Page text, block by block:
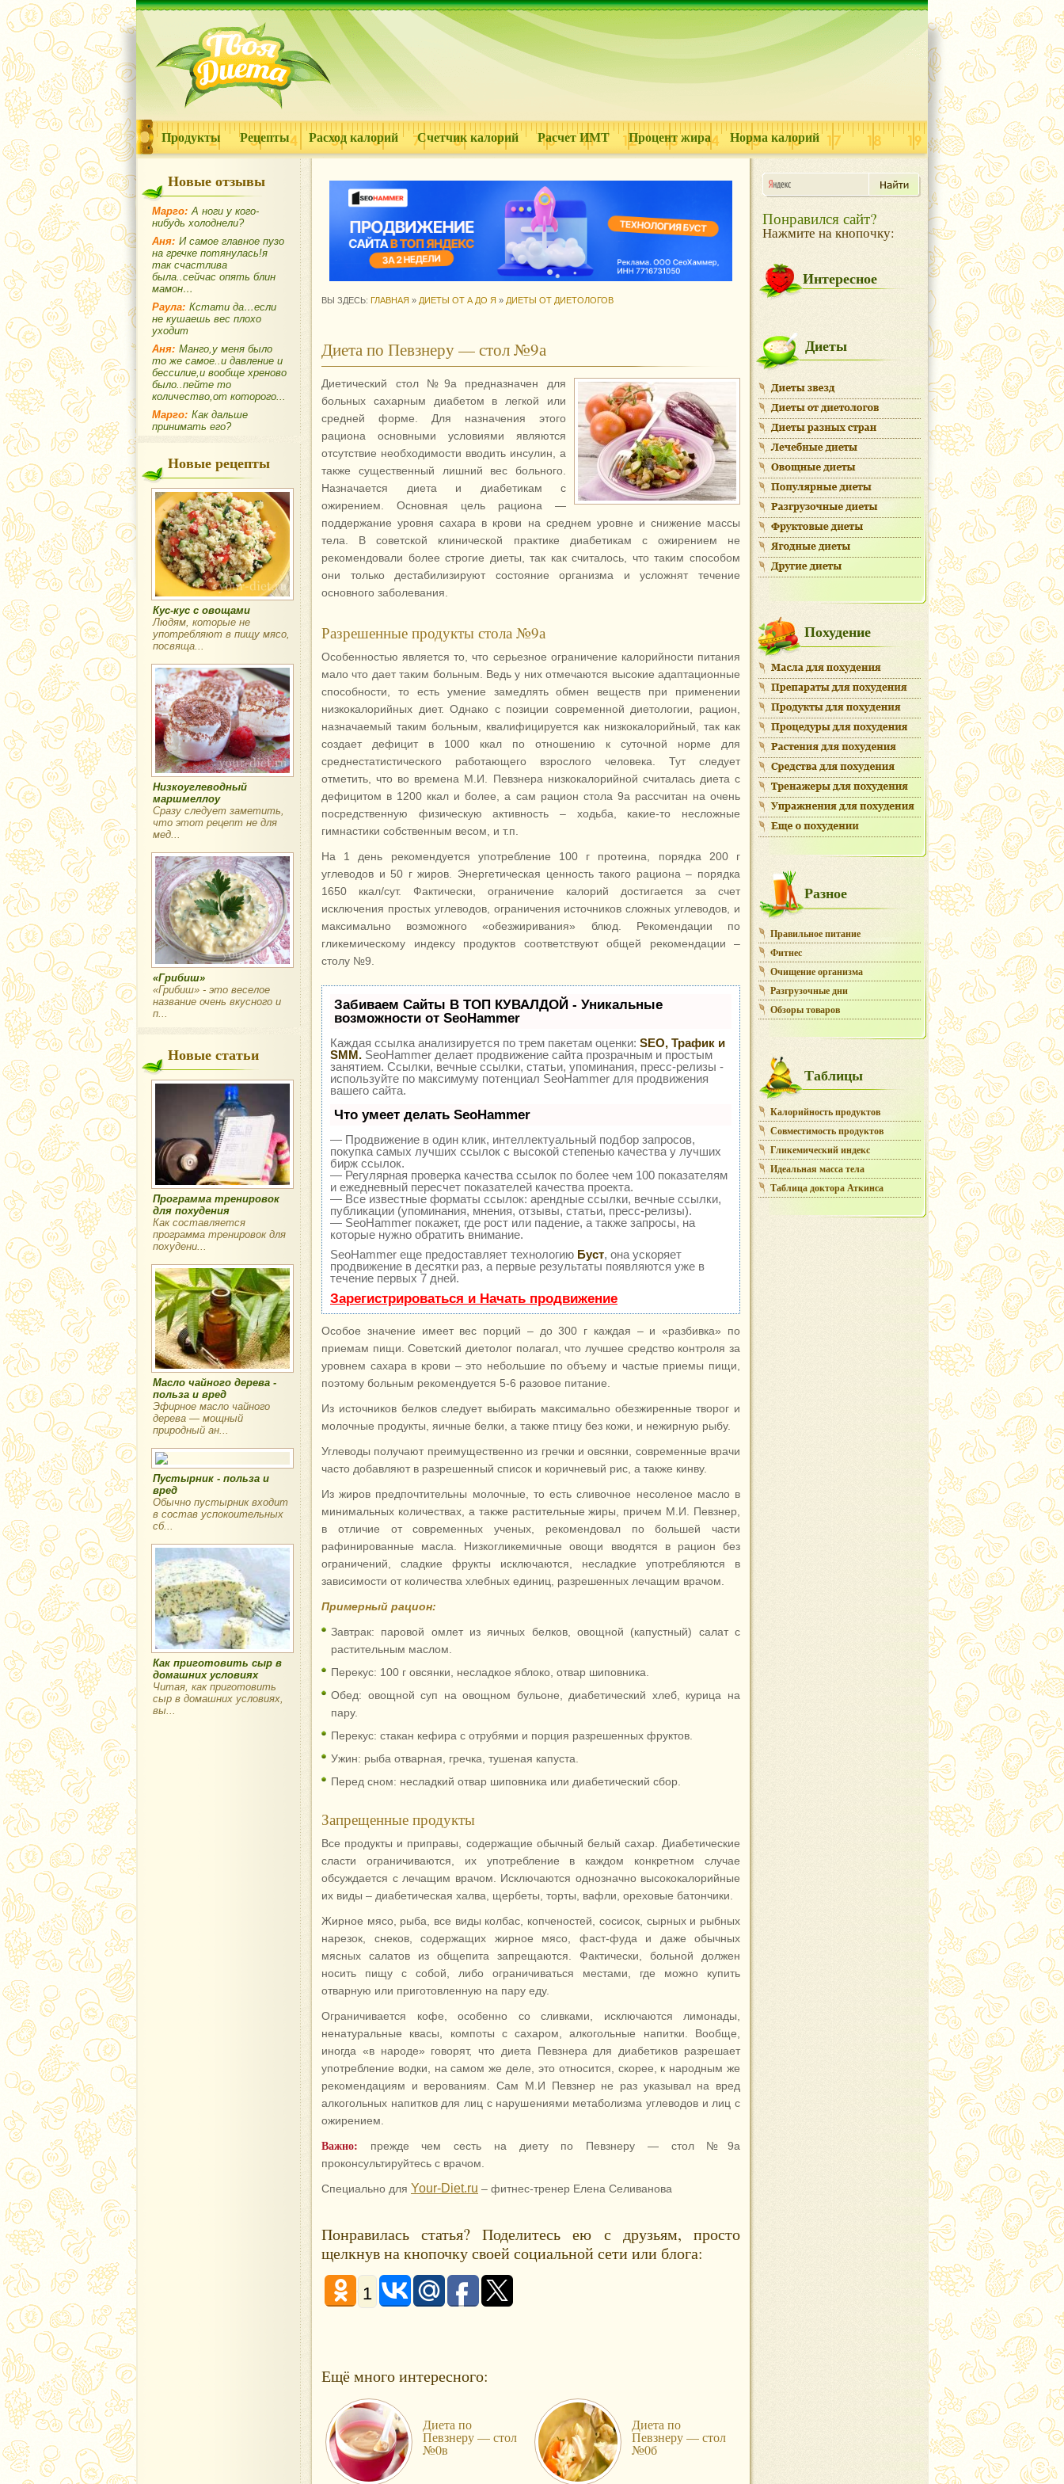
Продукты Рецепты Расход калорий Счетчик калорий Расчет ИМТ Процент жира Норма калорий
Новые отзывы
Марго: А ноги у кого-
нибудь холоднели?
Аня: И самое главное пузо
на гречке потянулась!я
так счастлива
была..сейчас опять блин
мамон…
Раула: Кстати да…если
не кушаешь вес плохо
уходит
Аня: Манго,у меня было
то же самое..и давление и
бессилие,и вообще хреново
было..пейте то
количество,от которого...
Марго: Как дальше
принимать его?
Новые рецепты
Кус-кус с овощами
Людям, которые не
употребляют в пищу мясо,
посвяща...
Низкоуглеводный
маршмеллоу
Сразу следует заметить,
что этот рецепт не для
мед...
«Грибиш»
«Грибиш» - это веселое
название очень вкусного и
п...
Новые статьи
Программа тренировок
для похудения
Как составляется
программа тренировок для
похудени...
Масло чайного дерева -
польза и вред
Эфирное масло чайного
дерева — мощный
природный ан...
Пустырник - польза и
вред
Обычно пустырник входит
в состав успокоительных
сб...
Как приготовить сыр в
домашних условиях
Читая, как приготовить
сыр в домашних условиях,
вы...
ВЫ ЗДЕСЬ: ГЛАВНАЯ » ДИЕТЫ ОТ А ДО Я » ДИЕТЫ ОТ ДИЕТОЛОГОВ
Диета по Певзнеру — стол №9а
Диетический стол №9а предназначен для
больных сахарным диабетом в легкой или
средней форме. Для назначения этого
рациона основными условиями являются
отсутствие необходимости вводить инсулин, а
также существенный лишний вес больного.
Назначается диета и диабетикам с
ожирением. Основная цель рациона —
поддержание уровня сахара в крови на среднем уровне и снижение массы
тела. В советской клинической практике диабетикам с ожирением не
рекомендовали более строгие диеты, так как считалось, что таким способом
они только дестабилизируют состояние организма и усложнят течение
основного заболевания.
Разрешенные продукты стола №9а
Особенностью является то, что серьезное ограничение калорийности питания
мало что дает таким больным. Ведь у них отмечаются высокие адаптационные
способности, то есть умение замедлять обмен веществ при применении
низкокалорийных диет. Однако с позиции современной диетологии, рацион,
назначаемый таким больным, квалифицируется как низкокалорийный, так как
создает дефицит в 1000 ккал по отношению к суточной норме для
среднестатистического работающего взрослого человека. Тут следует
отметить, что во времена М.И. Певзнера низкокалорийной считалась диета с
дефицитом в 1200 ккал и более, а сам рацион стола 9а рассчитан на очень
посредственную физическую активность – ходьба, какие-то несложные
гимнастики собственным весом, и т.п.
На 1 день рекомендуется употребление 100 г протеина, порядка 200 г
углеводов и 50 г жиров. Энергетическая ценность такого рациона – порядка
1650 ккал/сут. Фактически, ограничение калорий достигается за счет
исключения простых углеводов, ограничения источников сложных углеводов, и
максимально возможного «обезжиривания» блюд. Рекомендации по
гликемическому индексу продуктов соответствуют общей рекомендации –
столу №9.
Забиваем Сайты В ТОП КУВАЛДОЙ - Уникальные
возможности от SeoHammer
Каждая ссылка анализируется по трем пакетам оценки: SEO, Трафик и
SMM. SeoHammer делает продвижение сайта прозрачным и простым
занятием. Ссылки, вечные ссылки, статьи, упоминания, пресс-релизы -
используйте по максимуму потенциал SeoHammer для продвижения
вашего сайта.
Что умеет делать SeoHammer
— Продвижение в один клик, интеллектуальный подбор запросов,
покупка самых лучших ссылок с высокой степенью качества у лучших
бирж ссылок.
— Регулярная проверка качества ссылок по более чем 100 показателям
и ежедневный пересчет показателей качества проекта.
— Все известные форматы ссылок: арендные ссылки, вечные ссылки,
публикации (упоминания, мнения, отзывы, статьи, пресс-релизы).
— SeoHammer покажет, где рост или падение, а также запросы, на
которые нужно обратить внимание.
SeoHammer еще предоставляет технологию Буст, она ускоряет
продвижение в десятки раз, а первые результаты появляются уже в
течение первых 7 дней.
Зарегистрироваться и Начать продвижение
Особое значение имеет вес порций – до 300 г каждая – и «разбивка» по
приемам пищи. Советский диетолог полагал, что лучшее средство контроля за
уровнем сахара в крови – это небольшие по объему и частые приемы пищи,
поэтому больным рекомендуется 5-6 разовое питание.
Из источников белков следует выбирать максимально обезжиренные творог и
молочные продукты, яичные белки, а также птицу без кожи, и нежирную рыбу.
Углеводы получают преимущественно из гречки и овсянки, современные врачи
часто добавляют в разрешенный список и коричневый рис, а также кинву.
Из жиров предпочтительны молочные, то есть сливочное несоленое масло в
минимальных количествах, а также растительные жиры, причем М.И. Певзнер,
в отличие от современных ученых, рекомендовал по большей части
рафинированные масла. Низкогликемичные овощи вводятся в рацион без
ограничений, сладкие фрукты исключаются, несладкие употребляются в
зависимости от количества хлебных единиц, разрешенных лечащим врачом.
Примерный рацион:
Завтрак: паровой омлет из яичных белков, овощной (капустный) салат с
растительным маслом.
Перекус: 100 г овсянки, несладкое яблоко, отвар шиповника.
Обед: овощной суп на овощном бульоне, диабетический хлеб, курица на
пару.
Перекус: стакан кефира с отрубями и порция разрешенных фруктов.
Ужин: рыба отварная, гречка, тушеная капуста.
Перед сном: несладкий отвар шиповника или диабетический сбор.
Запрещенные продукты
Все продукты и приправы, содержащие обычный белый сахар. Диабетические
сласти ограничиваются, их употребление в каждом конкретном случае
обсуждается с лечащим врачом. Исключаются однозначно высококалорийные
их виды – диабетическая халва, щербеты, торты, вафли, ореховые батончики.
Жирное мясо, рыба, все виды колбас, копченостей, сосисок, сырных и рыбных
нарезок, снеков, содержащих жирное мясо, фаст-фуда и даже обычных
мясных салатов из общепита запрещаются. Фактически, больной должен
носить пищу с собой, либо ограничиваться местами, где можно купить
отварную или приготовленную на пару еду.
Ограничивается кофе, особенно со сливками, исключаются лимонады,
ненатуральные квасы, компоты с сахаром, алкогольные напитки. Вообще,
иногда «в народе» говорят, что диета Певзнера для диабетиков разрешает
употребление водки, на самом же деле, это относится, скорее, к народным же
рекомендациям и верованиям. Сам М.И Певзнер не раз указывал на вред
алкогольных напитков для лиц с нарушениями метаболизма углеводов и лиц с
ожирением.
Важно: прежде чем сесть на диету по Певзнеру — стол №9а
проконсультируйтесь с врачом.
Специально для Your-Diet.ru – фитнес-тренер Елена Селиванова
Понравилась статья? Поделитесь ею с друзьям, просто
щелкнув на кнопочку своей социальной сети или блога:
1
Ещё много интересного:
Диета по
Певзнеру — стол
№0в
Диета по
Певзнеру — стол
№0б
Понравился сайт?
Нажмите на кнопочку:
Интересное
Диеты
Похудение
Разное
Правильное питание
Фитнес
Очищение организма
Разгрузочные дни
Обзоры товаров
Таблицы
Калорийность продуктов
Совместимость продуктов
Гликемический индекс
Идеальная масса тела
Таблица доктора Аткинса